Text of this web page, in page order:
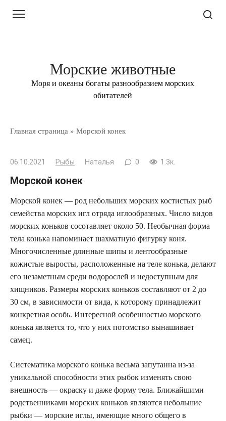
Морские животные
Моря и океаны богаты разнообразием морских
обитателей
Главная страница » Морской конек
06.10.2021 Рыбы Наталья 0 1.3к.
Морской конек
Морской конек — род небольших морских костистых рыб
семейства морских игл отряда иглообразных. Число видов
морских коньков сосотавляет около 50. Необычная форма
тела конька напоминает шахматную фигурку коня.
Многочисленные длинные шипы и лентообразные
кожистые выросты, расположенные на теле конька, делают
его незаметным среди водорослей и недоступным для
хищников. Размеры морских коньков составляют от 2 до
30 см, в зависимости от вида, к которому принадлежит
конкретная особь. Интересной особенностью морского
конька является то, что у них потомство вынашивает
самец.
Систематика морского конька весьма запутанна из-за
уникальной способности этих рыбок изменять свою
внешность — окраску и даже форму тела. Ближайшими
родственниками морских коньков являются небольшие
рыбки — морские иглы, имеющие много общего в